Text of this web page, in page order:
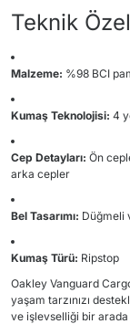
Teknik
Malzeme: %98 BCI
Kumaş Teknolojisi: 4
Cep Detayları: Ön
arka cepler
Bel Tasarımı: Düğmeli
Kumaş Türü: Ripstop
Oakley Vanguard
yaşam tarzınızı
ve işlevselliği bir